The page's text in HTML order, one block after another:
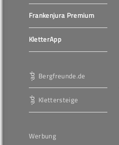
Frankenjura Premium
KletterApp
Bergfreunde.de
Klettersteige
Werbung